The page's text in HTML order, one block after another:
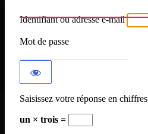
Identifiant ou adresse e-mail
Mot de passe
Saisissez votre réponse en chiffres
un × trois =